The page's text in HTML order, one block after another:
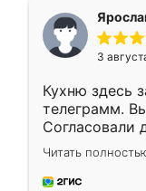
3
Кухню здесь
телеграмм.
Согласовали
недели кухня
довольны
мебель за
Читать